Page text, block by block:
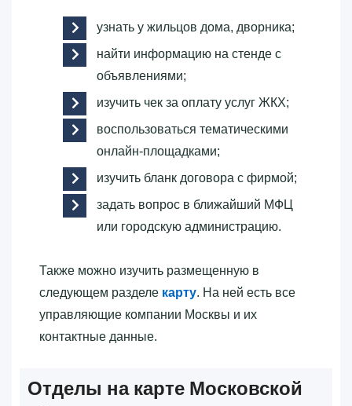
узнать у жильцов дома, дворника;
найти информацию на стенде с
объявлениями;
изучить чек за оплату услуг ЖКХ;
воспользоваться тематическими
онлайн-площадками;
изучить бланк договора с фирмой;
задать вопрос в ближайший МФЦ
или городскую администрацию.
Также можно изучить размещенную в
следующем разделе карту. На ней есть все
управляющие компании Москвы и их
контактные данные.
Отделы на карте Московской